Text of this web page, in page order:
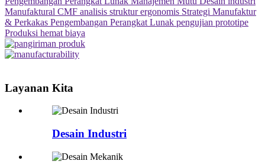
Layanan Kita
Desain Industri